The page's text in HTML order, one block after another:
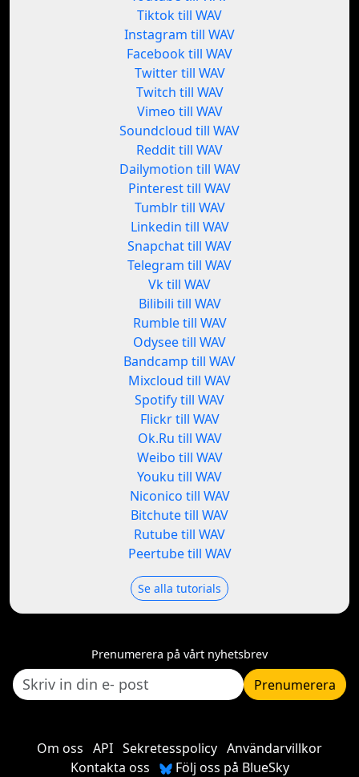
Tiktok till WAV
Instagram till WAV
Facebook till WAV
Twitter till WAV
Twitch till WAV
Vimeo till WAV
Soundcloud till WAV
Reddit till WAV
Dailymotion till WAV
Pinterest till WAV
Tumblr till WAV
Linkedin till WAV
Snapchat till WAV
Telegram till WAV
Vk till WAV
Bilibili till WAV
Rumble till WAV
Odysee till WAV
Bandcamp till WAV
Mixcloud till WAV
Spotify till WAV
Flickr till WAV
Ok.Ru till WAV
Weibo till WAV
Youku till WAV
Niconico till WAV
Bitchute till WAV
Rutube till WAV
Peertube till WAV
Se alla tutorials
Prenumerera på vårt nyhetsbrev
Prenumerera
Om oss API Sekretesspolicy Användarvillkor
Kontakta oss
Följ oss på BlueSky